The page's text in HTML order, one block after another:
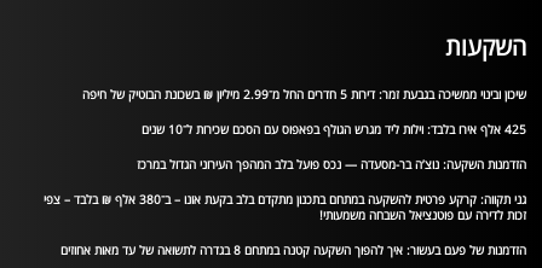
השקעות
שיכון ובינוי ממשיכה בגבעת זמר: דירות 5 חדרים החל מ־2.99 מיליון ₪ בשכונת הבוטיק של חיפה
425 אלף אירו בלבד: וילות ליד מגרש הגולף בפאפוס עם הסכם שכירות ל־10 שנים
הזדמנות השקעה: נוצ’ה בר-מסעדה — נכס פועל בלב המהפך העירוני הגדול במרכז
גני תקווה: קרקע פרטית להשקעה במתחם בתכנון מתקדם בלב בקעת אונו – ב־380 אלף ₪ בלבד – צפי
זכות לדירה עם פוטנציאל השבחה משמעותי!
הזדמנות של פעם בעשור: איך להפוך השקעה קטנה במתחם 8 בגדרה לתשואה של עד מאות אחוזים